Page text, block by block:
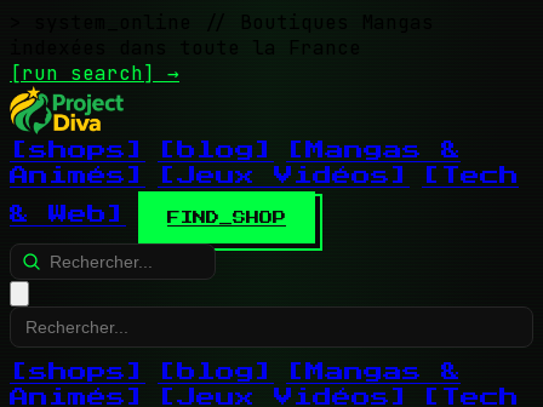
// Boutiques Mangas
indexées dans toute la France
[run search] →
[shops] [blog]
[Mangas &
Animés]
[Jeux Vidéos]
[Tech
& Web]
FIND_SHOP
[shops] [blog]
[Mangas &
Animés]
[Jeux Vidéos]
[Tech